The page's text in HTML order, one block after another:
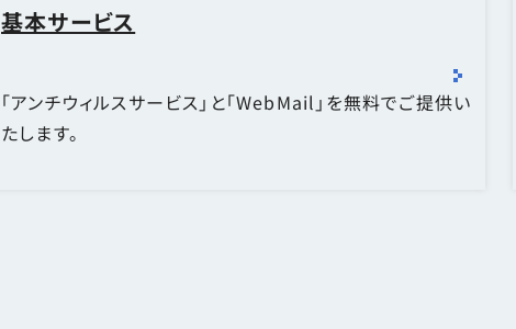
基本サービス
「アンチウィルスサービス」と「WebMail」を無料でご提供い
たします。